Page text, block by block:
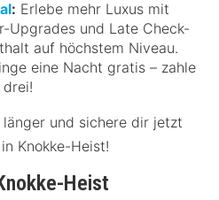
: Erlebe mehr Luxus mit
Upgrades und Late Check-
auf höchstem Niveau.
eine Nacht gratis – zahle
und sichere dir jetzt
Knokke-Heist!
Heist